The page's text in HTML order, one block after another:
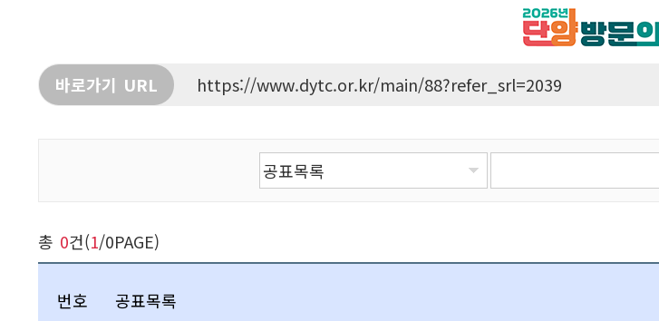
바로가기 URL https://www.dytc.or.kr/main/88?refer_srl=2039
총 0건(1/0PAGE)
번호 공표목록